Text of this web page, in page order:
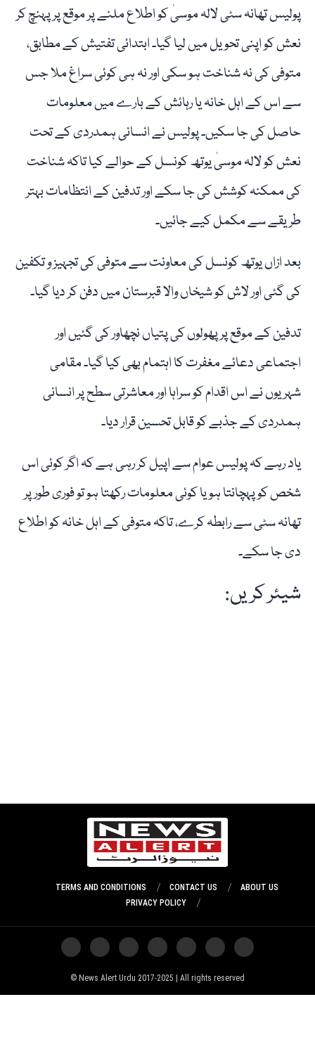
پولیس تھانہ سٹی لالہ موسیٰ کو اطلاع ملنے پر موقع پر پہنچ کر
نعش کو اپنی تحویل میں لیا گیا۔ ابتدائی تفتیش کے مطابق،
متوفی کی نہ شناخت ہو سکی اور نہ ہی کوئی سراغ ملا جس
سے اس کے اہل خانہ یا رہائش کے بارے میں معلومات
حاصل کی جا سکیں۔ پولیس نے انسانی ہمدردی کے تحت
نعش کو لالہ موسیٰ یوتھ کونسل کے حوالے کیا تاکہ شناخت
کی ممکنہ کوشش کی جا سکے اور تدفین کے انتظامات بہتر
طریقے سے مکمل کیے جائیں۔
بعد ازاں یوتھ کونسل کی معاونت سے متوفی کی تجہیز و تکفین
کی گئی اور لاش کو شیخاں والا قبرستان میں دفن کر دیا گیا۔
تدفین کے موقع پر پھولوں کی پتیاں نچھاور کی گئیں اور
اجتماعی دعائے مغفرت کا اہتمام بھی کیا گیا۔ مقامی
شہریوں نے اس اقدام کو سراہا اور معاشرتی سطح پر انسانی
ہمدردی کے جذبے کو قابل تحسین قرار دیا۔
یاد رہے کہ پولیس عوام سے اپیل کر رہی ہے کہ اگر کوئی اس
شخص کو پہچانتا ہو یا کوئی معلومات رکھتا ہو تو فوری طور پر
تھانہ سٹی سے رابطہ کرے، تاکہ متوفی کے اہل خانہ کو اطلاع
دی جا سکے۔
شیئر کریں:
ABOUT US
CONTACT US
TERMS AND CONDITIONS
PRIVACY POLICY
News Alert Urdu 2017-2025 | All rights reserved ©